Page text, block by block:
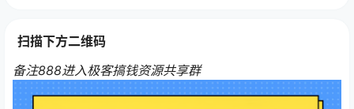
扫描下方二维码
备注888进入极客搞钱资源共享群